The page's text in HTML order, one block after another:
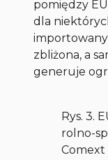
pomiędzy
dla
zbliżona, a
generuje
Rys. 3.
rolno-
Comext